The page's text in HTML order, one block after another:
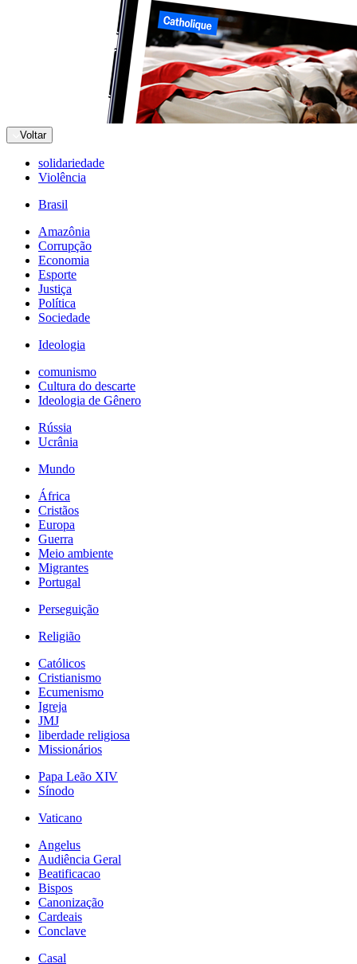
Voltar
solidariedade
Violência
Brasil
Amazônia
Corrupção
Economia
Esporte
Justiça
Política
Sociedade
Ideologia
comunismo
Cultura do descarte
Ideologia de Gênero
Rússia
Ucrânia
Mundo
África
Cristãos
Europa
Guerra
Meio ambiente
Migrantes
Portugal
Perseguição
Religião
Católicos
Cristianismo
Ecumenismo
Igreja
JMJ
liberdade religiosa
Missionários
Papa Leão XIV
Sínodo
Vaticano
Angelus
Audiência Geral
Beatificacao
Bispos
Canonização
Cardeais
Conclave
Casal